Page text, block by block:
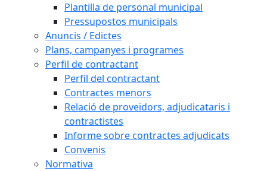
Plantilla de personal municipal
Pressupostos municipals
Anuncis / Edictes
Plans, campanyes i programes
Perfil de contractant
Perfil del contractant
Contractes menors
Relació de proveïdors, adjudicataris i
contractistes
Informe sobre contractes adjudicats
Convenis
Normativa